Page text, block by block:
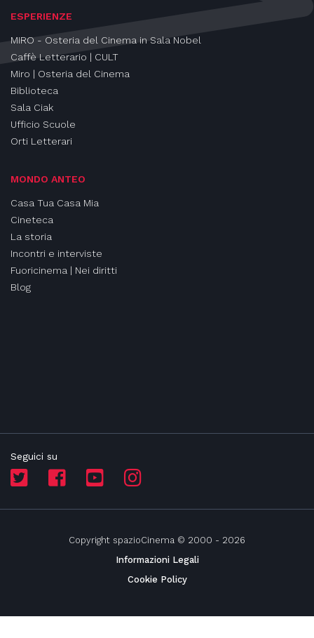
ESPERIENZE
MIRO - Osteria del Cinema in Sala Nobel
Caffè Letterario | CULT
Miro | Osteria del Cinema
Biblioteca
Sala Ciak
Ufficio Scuole
Orti Letterari
MONDO ANTEO
Casa Tua Casa Mia
Cineteca
La storia
Incontri e interviste
Fuoricinema | Nei diritti
Blog
Seguici su
Copyright spazioCinema © 2000 - 2026
Informazioni Legali
Cookie Policy